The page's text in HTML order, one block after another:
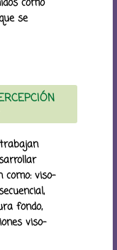
como
se
como: viso-
fondo,
viso-